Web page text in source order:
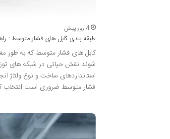
4 روز پیش
طبقه بندی کابل های فشار متوسط :
شوند نقش حیاتی در شبکه های
استانداردهای ساخت و نوع ولتاژ
فشار متوسط ضروری است.انتخاب